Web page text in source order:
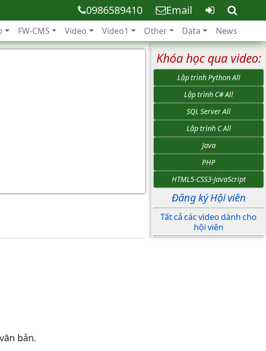
0986589410 Email
FW-CMS Video Video1 Other Data News
bản.
Khóa học qua video:
Lập trình Python All
Lập trình C# All
SQL Server All
Lập trình C All
Java
PHP
HTML5-CSS3-JavaScript
Đăng ký Hội viên
Tất cả các video dành cho
hội viên